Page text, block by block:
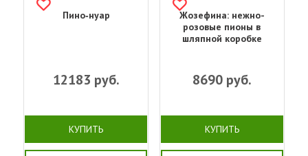
Пино‑нуар
12183 руб.
КУПИТЬ
Жозефина: нежно-
розовые пионы в
шляпной коробке
8690руб.
КУПИТЬ